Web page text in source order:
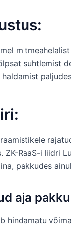
suhtlemist
ZK-RaaS-i liidri
pakkudes
aja
hindamatu